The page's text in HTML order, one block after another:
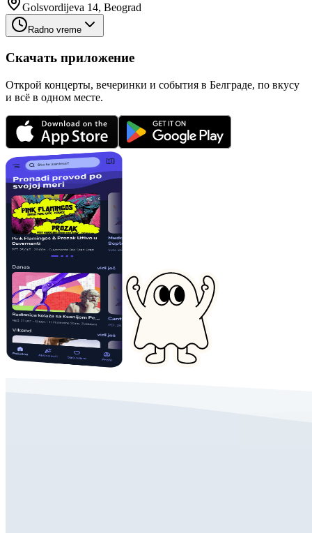
Golsvordijeva 14, Beograd
Radno vreme
Скачать приложение
Открой концерты, вечеринки и события в Белграде, по вкусу
и всё в одном месте.